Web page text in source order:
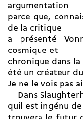
argumentation
parce que,
de la critique
a présenté
cosmique et
chronique dans
été un créateur
Je ne le vois pas
Dans
quil est ingénu